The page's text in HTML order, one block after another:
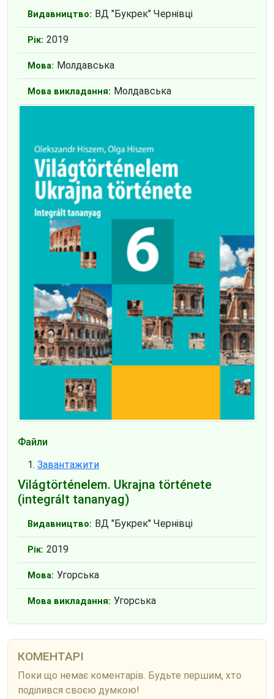
Видавництво: ВД "Букрек" Чернівці
Рік: 2019
Мова: Молдавська
Мова викладання: Молдавська
Файли
Завантажити
Világtörténelem. Ukrajna története
(integrált tananyag)
Видавництво: ВД "Букрек" Чернівці
Рік: 2019
Мова: Угорська
Мова викладання: Угорська
КОМЕНТАРІ
Поки що немає коментарів. Будьте першим, хто
поділився своєю думкою!